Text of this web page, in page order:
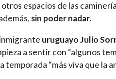
otros espacios de las
sin poder nadar.
uruguayo Julio
a sentir con “algunos
temporada “más viva que la